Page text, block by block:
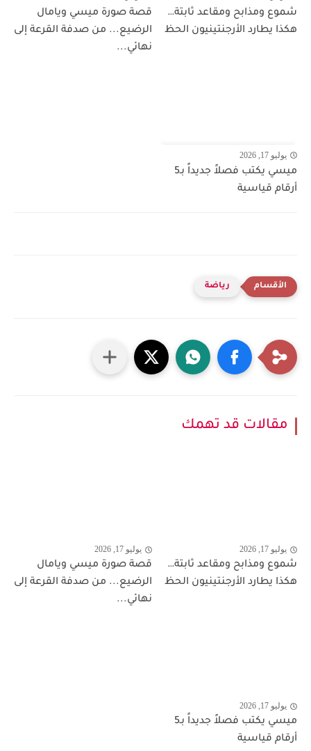
شموع ومذابح ومقاعد ثابتة…
هكذا يطارد الأرجنتينيون الحظ
قصة صورة ميسي ويامال
الرضيع... من صدفة القرعة إلى
نهائي...
يوليو 17, 2026
ميسي يكتب فصلاً جديداً بـ5
أرقام قياسية
رياضة
مقالات قد تهمك
يوليو 17, 2026
شموع ومذابح ومقاعد ثابتة…
هكذا يطارد الأرجنتينيون الحظ
يوليو 17, 2026
قصة صورة ميسي ويامال
الرضيع... من صدفة القرعة إلى
نهائي...
يوليو 17, 2026
ميسي يكتب فصلاً جديداً بـ5
أرقام قياسية